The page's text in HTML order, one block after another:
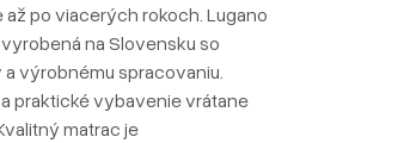
po viacerých rokoch. Lugano
na Slovensku so
výrobnému spracovaniu.
praktické vybavenie vrátane
matrac je